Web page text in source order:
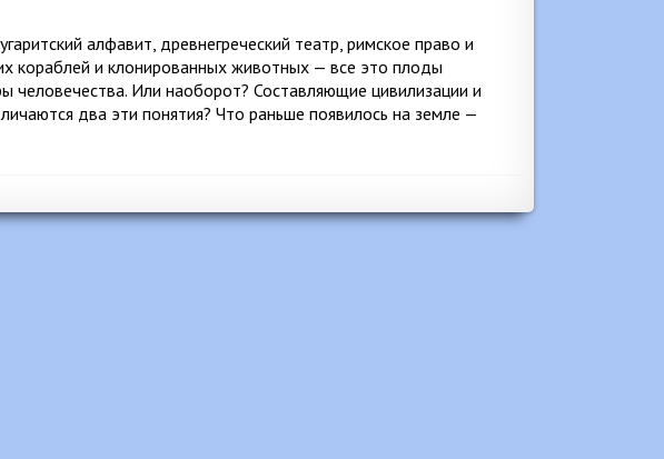
алфавит, древнегреческий театр, римское право и
кораблей и клонированных животных — все это плоды
человечества. Или наоборот? Составляющие цивилизации и
два эти понятия? Что раньше появилось на земле —